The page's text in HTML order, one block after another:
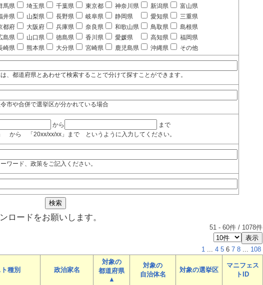
馬県 埼玉県 千葉県 東京都 神奈川県 新潟県
富山県
井県 山梨県 長野県 岐阜県 静岡県 愛知県
三重県
都府 大阪府 兵庫県 奈良県 和歌山県 鳥取県
島根県
島県 山口県 徳島県 香川県 愛媛県 高知県
福岡県
崎県 熊本県 大分県 宮崎県 鹿児島県 沖縄県 その他
、都道府県とあわせて検索することで分けて探すことができます。
市や合併で選挙区が分かれている場合
から
まで
から 「20xx/xx/xx」まで というように入力してください。
ワード、政策をご記入ください。
ロードをお願いします。
51 - 60件 / 1078件
1 ... 4 5 6 7 8 ... 108
種別 政治家名
対象の
都道府県
▲
対象の
自治体名
対象の選挙区
マニフェス
トID